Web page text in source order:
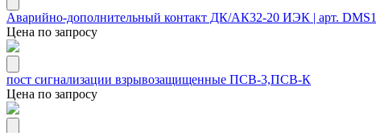
Аварийно-дополнительный контакт ДК/АК32-20 ИЭК | арт.
Цена по запросу
пост сигнализации взрывозащищенные ПСВ-3,ПСВ-К
Цена по запросу